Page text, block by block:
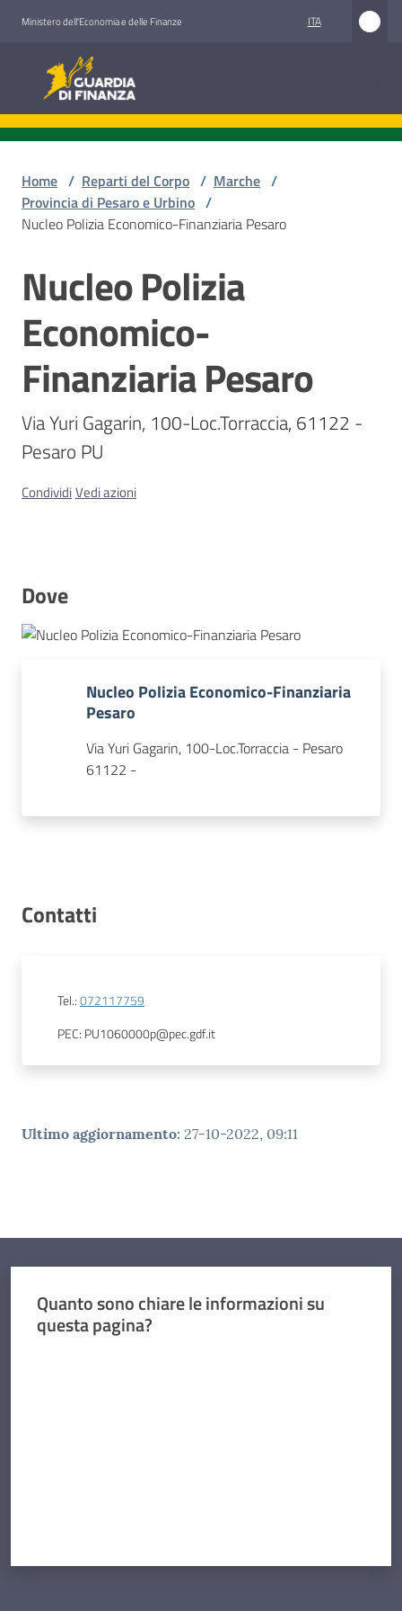
Ministero dell'Economia e delle Finanze ITA
Guardia di Finanza
Guardia di Finanza
siamo
facciamo
Comunicazione
e
media
Concorsi
Home / Reparti del Corpo / Marche /
Provincia di Pesaro e Urbino /
Nucleo Polizia Economico-Finanziaria Pesaro
Salta al contenuto
Nucleo Polizia
Economico-
Finanziaria Pesaro
Via Yuri Gagarin, 100-Loc.Torraccia, 61122 -
Pesaro PU
CondividiVedi azioni
Dove
Nucleo Polizia Economico-Finanziaria
Pesaro
Via Yuri Gagarin, 100-Loc.Torraccia - Pesaro
61122 -
Contatti
Tel.:072117759
PEC: PU1060000p@pec.gdf.it
Ultimo aggiornamento: 27-10-2022, 09:11
Quanto sono chiare le informazioni su
questa pagina?